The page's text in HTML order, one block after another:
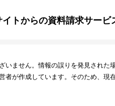
トからの資料請求サービ
いません。情報の誤りを発見された
が作成しています。そのため、現